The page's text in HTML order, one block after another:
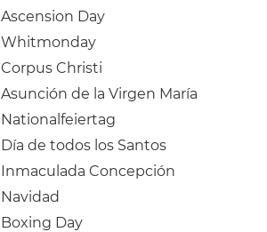
Ascension Day
Whitmonday
Corpus Christi
Asunción de la Virgen María
Nationalfeiertag
Día de todos los Santos
Inmaculada Concepción
Navidad
Boxing Day